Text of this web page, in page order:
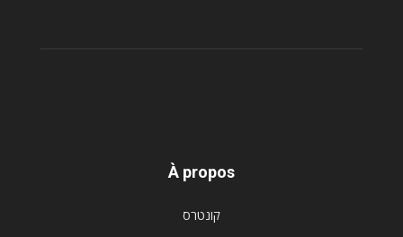
À propos
קונטרס